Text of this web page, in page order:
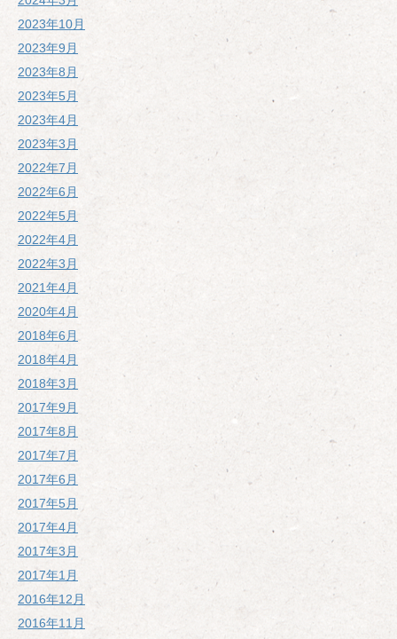
2023年10月
2023年9月
2023年8月
2023年5月
2023年4月
2023年3月
2022年7月
2022年6月
2022年5月
2022年4月
2022年3月
2021年4月
2020年4月
2018年6月
2018年4月
2018年3月
2017年9月
2017年8月
2017年7月
2017年6月
2017年5月
2017年4月
2017年3月
2017年1月
2016年12月
2016年11月